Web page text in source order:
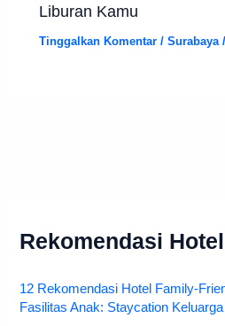
Liburan Kamu
Tinggalkan Komentar /Surabaya
Rekomendasi Hotel
12 Rekomendasi Hotel Family-
Fasilitas Anak: Staycation